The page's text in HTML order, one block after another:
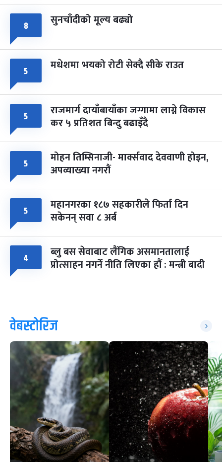
८ सुनचाँदीको मूल्य बढ्यो
५ मधेशमा भयको रोटी सेक्दै सीके राउत
५ राजमार्ग दायाँबायाँका जग्गामा लाग्ने विकास
कर ५ प्रतिशत बिन्दु बढाइँदै
५ मोहन तिम्सिनाजी- मार्क्सवाद देववाणी होइन,
अपव्याख्या नगरौं
५ महानगरका १८७ सहकारीले फिर्ता दिन
सकेनन् सवा ८ अर्ब
४ ब्लु बस सेवाबाट लैंगिक असमानतालाई
प्रोत्साहन नगर्ने नीति लिएका हौं : मन्त्री बादी
वेबस्टोरिज